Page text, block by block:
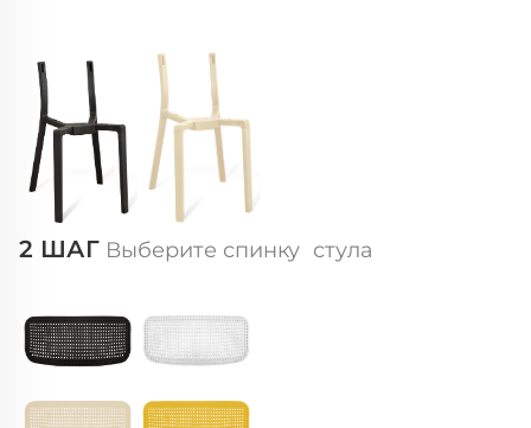
2 ШАГ Выберите спинку стула